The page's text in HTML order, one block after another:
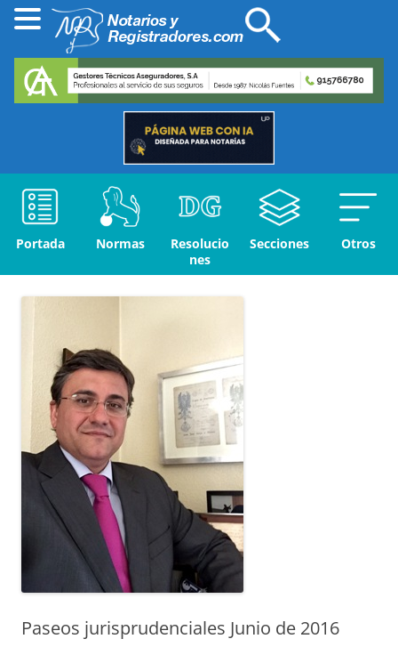
Portada Normas
Resolucio
nes
Secciones Otros
Paseos jurisprudenciales Junio de 2016